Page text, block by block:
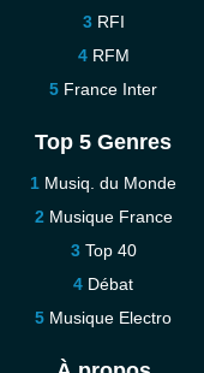
RFI
RFM
France Inter
Top 5 Genres
Musiq. du Monde
Musique France
Top 40
Débat
Musique Electro